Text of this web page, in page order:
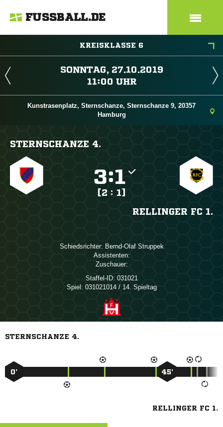
FUSSBALL.DE
KREISKLASSE 6
 
 
Kunstrasenplatz, Sternschanze, Sternschanze 9, 20357
Hamburg
STERNSCHANZE 4.
:
[2 : 1]
RELLINGER FC 1.
Schiedsrichter:  
Assistenten:
Zuschauer:
Staffel-ID: 031021
Spiel: 031021014 / 14. Spieltag
STERNSCHANZE 4.
0’ 45’
RELLINGER FC 1.